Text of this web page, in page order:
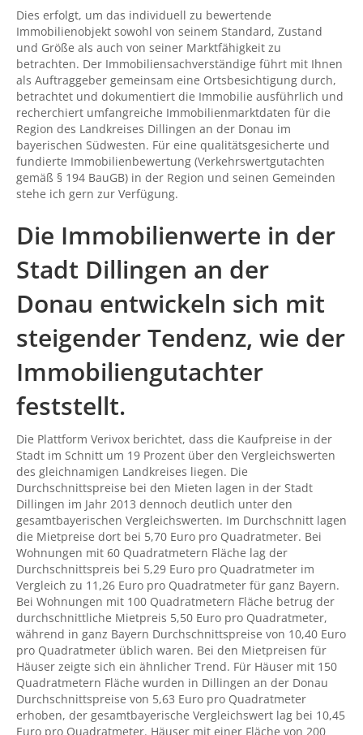
Dies erfolgt, um das individuell zu bewertende
Immobilienobjekt sowohl von seinem Standard, Zustand
und Größe als auch von seiner Marktfähigkeit zu
betrachten. Der Immobiliensachverständige führt mit Ihnen
als Auftraggeber gemeinsam eine Ortsbesichtigung durch,
betrachtet und dokumentiert die Immobilie ausführlich und
recherchiert umfangreiche Immobilienmarktdaten für die
Region des Landkreises Dillingen an der Donau im
bayerischen Südwesten. Für eine qualitätsgesicherte und
fundierte Immobilienbewertung (Verkehrswertgutachten
gemäß § 194 BauGB) in der Region und seinen Gemeinden
stehe ich gern zur Verfügung.
Die Immobilienwerte in der
Stadt Dillingen an der
Donau entwickeln sich mit
steigender Tendenz, wie der
Immobiliengutachter
feststellt.
Die Plattform Verivox berichtet, dass die Kaufpreise in der
Stadt im Schnitt um 19 Prozent über den Vergleichswerten
des gleichnamigen Landkreises liegen. Die
Durchschnittspreise bei den Mieten lagen in der Stadt
Dillingen im Jahr 2013 dennoch deutlich unter den
gesamtbayerischen Vergleichswerten. Im Durchschnitt lagen
die Mietpreise dort bei 5,70 Euro pro Quadratmeter. Bei
Wohnungen mit 60 Quadratmetern Fläche lag der
Durchschnittspreis bei 5,29 Euro pro Quadratmeter im
Vergleich zu 11,26 Euro pro Quadratmeter für ganz Bayern.
Bei Wohnungen mit 100 Quadratmetern Fläche betrug der
durchschnittliche Mietpreis 5,50 Euro pro Quadratmeter,
während in ganz Bayern Durchschnittspreise von 10,40 Euro
pro Quadratmeter üblich waren. Bei den Mietpreisen für
Häuser zeigte sich ein ähnlicher Trend. Für Häuser mit 150
Quadratmetern Fläche wurden in Dillingen an der Donau
Durchschnittspreise von 5,63 Euro pro Quadratmeter
erhoben, der gesamtbayerische Vergleichswert lag bei 10,45
Euro pro Quadratmeter. Häuser mit einer Fläche von 200